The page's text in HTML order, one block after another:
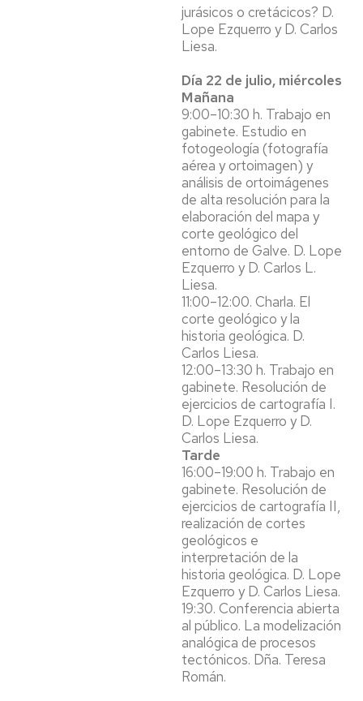
jurásicos o cretácicos? D.
Lope Ezquerro y D. Carlos
Liesa.
Día 22 de julio, miércoles
Mañana
9:00–10:30 h. Trabajo en
gabinete. Estudio en
fotogeología (fotografía
aérea y ortoimagen) y
análisis de ortoimágenes
de alta resolución para la
elaboración del mapa y
corte geológico del
entorno de Galve. D. Lope
Ezquerro y D. Carlos L.
Liesa.
11:00–12:00. Charla. El
corte geológico y la
historia geológica. D.
Carlos Liesa.
12:00–13:30 h. Trabajo en
gabinete. Resolución de
ejercicios de cartografía I.
D. Lope Ezquerro y D.
Carlos Liesa.
Tarde
16:00–19:00 h. Trabajo en
gabinete. Resolución de
ejercicios de cartografía II,
realización de cortes
geológicos e
interpretación de la
historia geológica. D. Lope
Ezquerro y D. Carlos Liesa.
19:30. Conferencia abierta
al público. La modelización
analógica de procesos
tectónicos. Dña. Teresa
Román.